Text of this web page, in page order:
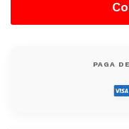
quantity
PAGA